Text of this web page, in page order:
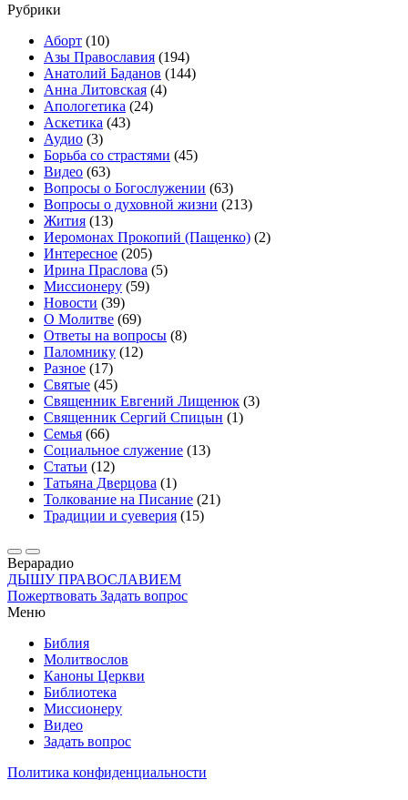
Рубрики
Аборт (10)
Азы Православия (194)
Анатолий Баданов (144)
Анна Литовская (4)
Апологетика (24)
Аскетика (43)
Аудио (3)
Борьба со страстями (45)
Видео (63)
Вопросы о Богослужении (63)
Вопросы о духовной жизни (213)
Жития (13)
Иеромонах Прокопий (Пащенко) (2)
Интересное (205)
Ирина Праслова (5)
Миссионеру (59)
Новости (39)
О Молитве (69)
Ответы на вопросы (8)
Паломнику (12)
Разное (17)
Святые (45)
Священник Евгений Лищенюк (3)
Священник Сергий Спицын (1)
Семья (66)
Социальное служение (13)
Статьи (12)
Татьяна Дверцова (1)
Толкование на Писание (21)
Традиции и суеверия (15)
Верарадио
ДЫШУ ПРАВОСЛАВИЕМ
Пожертвовать Задать вопрос
Меню
Библия
Молитвослов
Каноны Церкви
Библиотека
Миссионеру
Видео
Задать вопрос
Политика конфиденциальности